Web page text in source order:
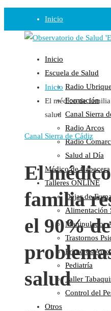
Inicio
Observatorio
Opinión
Radio
Guadalinfo
Radio
COPE
Salud en
Salud en
Plataforma
Manifiestos
Comunicados
En nuestra
Cartas al
Medios de
Otros
Vídeos
Inicio
Escuela de Salud
Radio Ubrique
Formación
Canal Sierra
Radio Arcos
Radio
Salud al Día
Médico de Cabecera
Talleres ONLINE
Dejar de
Alimentación
Manipulador
Trastornos
Primeros
Pediatría
Taller
Control del
Otros
Inicio
El médico de
salud
Canal Sierra de Cádiz
El
familia
el 90%
salud